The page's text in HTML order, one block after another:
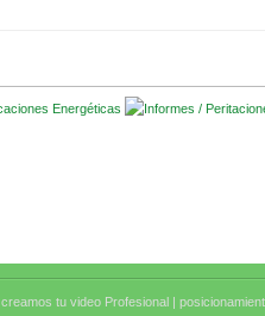
creamos tu video Profesional |